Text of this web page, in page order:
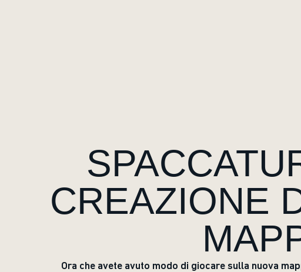
CREAZIONE
Ora che avete avuto modo di giocare sulla nuova